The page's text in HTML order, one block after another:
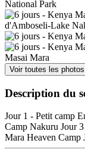
Voir toutes les photos
Description du
Jour 1 - Petit camp
Camp Nakuru Jour
Mara Heaven Camp